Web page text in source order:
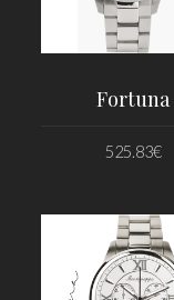
Fortuna
525.83€